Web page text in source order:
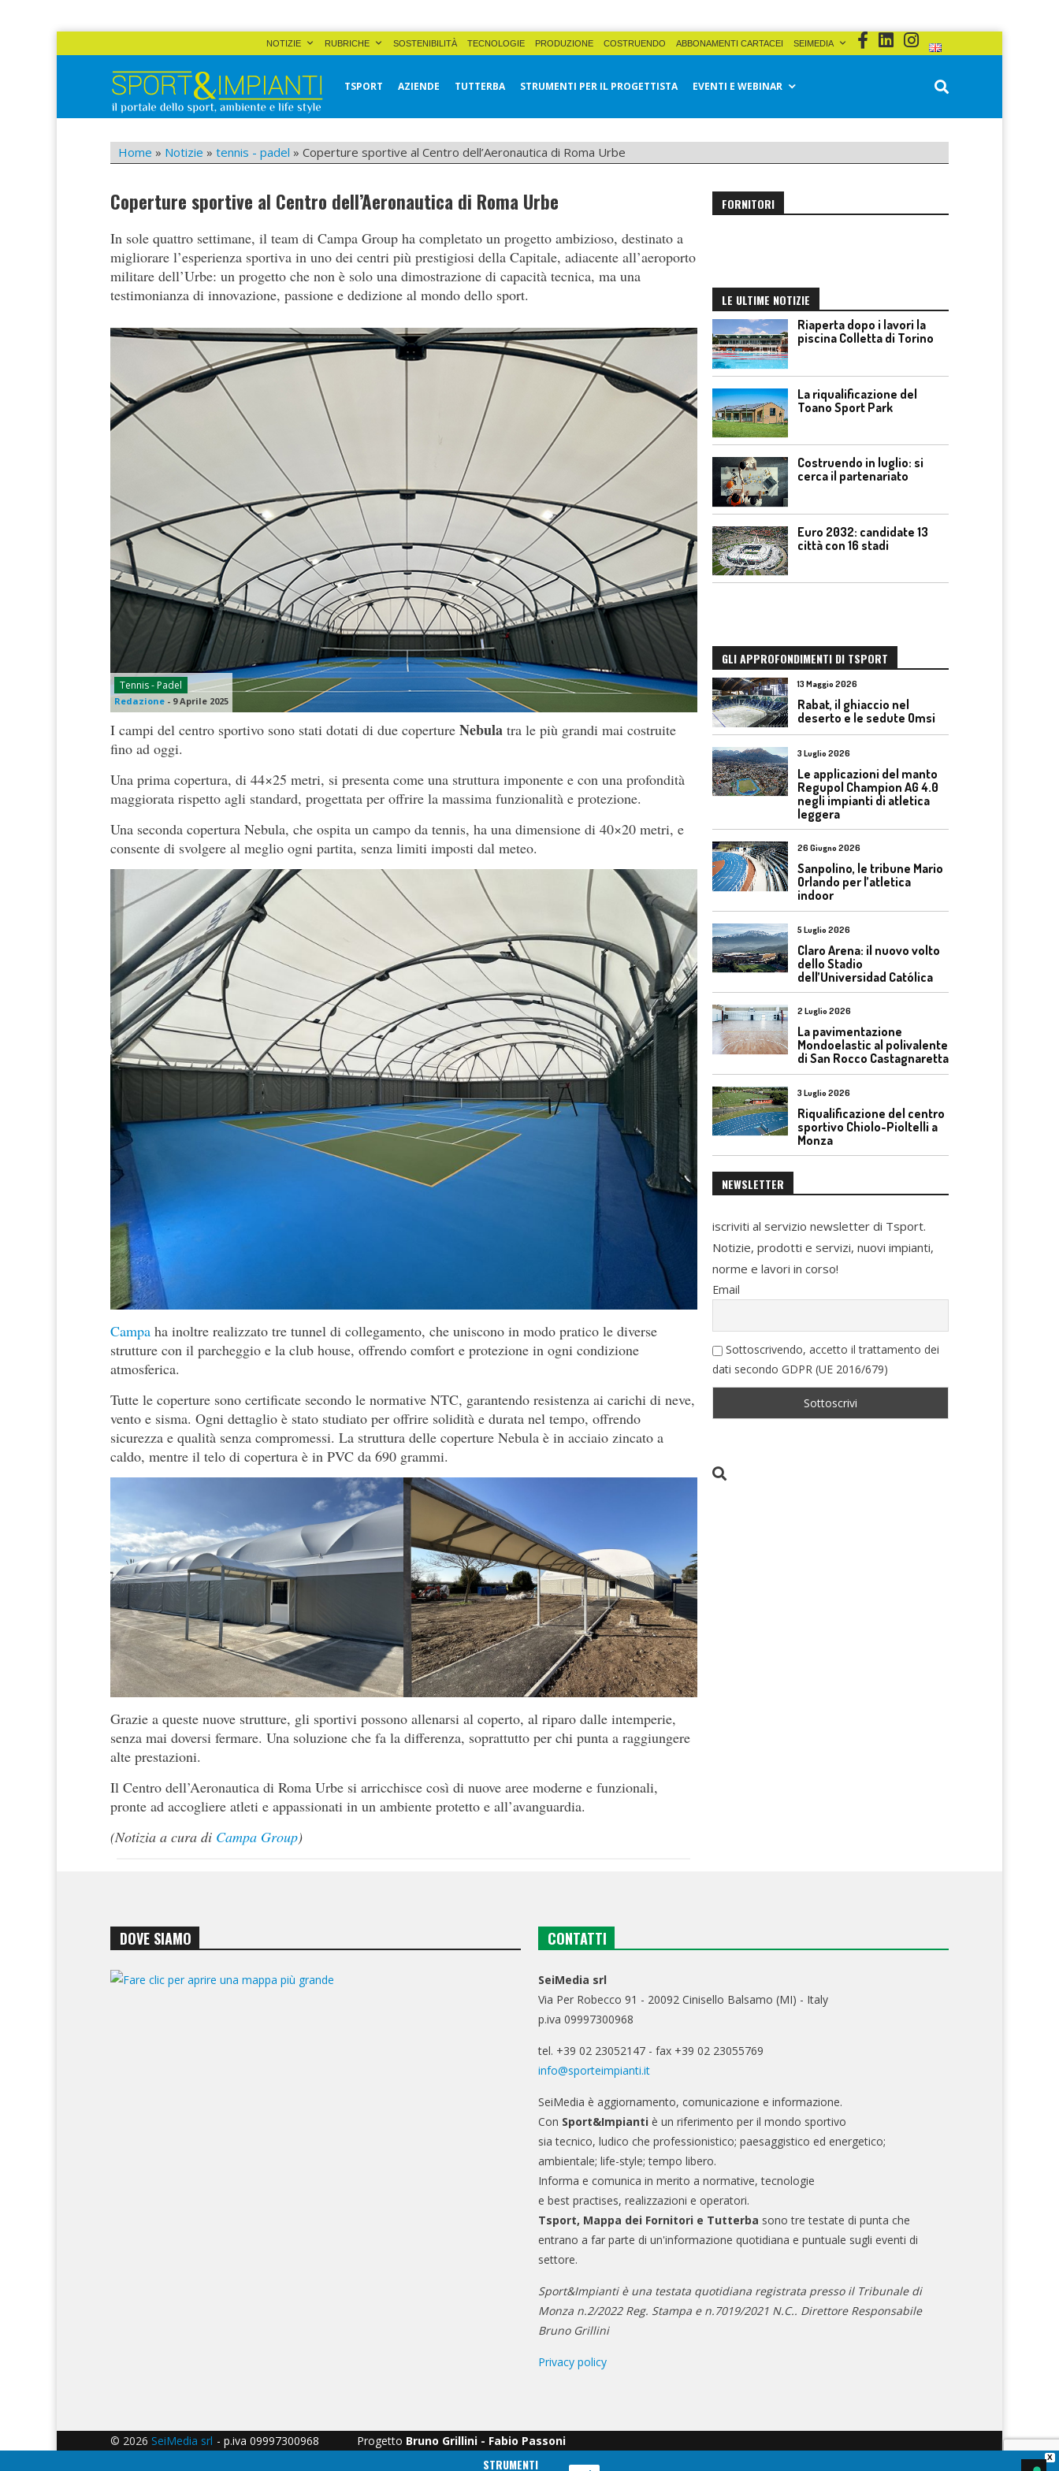
NOTIZIE RUBRICHE SOSTENIBILITÀ TECNOLOGIE PRODUZIONE COSTRUENDO ABBONAMENTI CARTACEI SEIMEDIA
Sport&Impianti
TSPORT AZIENDE TUTTERBA STRUMENTI PER IL PROGETTISTA EVENTI E WEBINAR
Home » Notizie » tennis - padel » Coperture sportive al Centro dell’Aeronautica di Roma Urbe
Coperture sportive al Centro dell’Aeronautica di Roma Urbe
In sole quattro settimane, il team di Campa Group ha completato un progetto ambizioso, destinato a
migliorare l’esperienza sportiva in uno dei centri più prestigiosi della Capitale, adiacente all’aeroporto
militare dell’Urbe: un progetto che non è solo una dimostrazione di capacità tecnica, ma una
testimonianza di innovazione, passione e dedizione al mondo dello sport.
Tennis - Padel
Redazione - 9 Aprile 2025
I campi del centro sportivo sono stati dotati di due coperture Nebula tra le più grandi mai costruite
fino ad oggi.
Una prima copertura, di 44×25 metri, si presenta come una struttura imponente e con una profondità
maggiorata rispetto agli standard, progettata per offrire la massima funzionalità e protezione.
Una seconda copertura Nebula, che ospita un campo da tennis, ha una dimensione di 40×20 metri, e
consente di svolgere al meglio ogni partita, senza limiti imposti dal meteo.
Campa ha inoltre realizzato tre tunnel di collegamento, che uniscono in modo pratico le diverse
strutture con il parcheggio e la club house, offrendo comfort e protezione in ogni condizione
atmosferica.
Tutte le coperture sono certificate secondo le normative NTC, garantendo resistenza ai carichi di neve,
vento e sisma. Ogni dettaglio è stato studiato per offrire solidità e durata nel tempo, offrendo
sicurezza e qualità senza compromessi. La struttura delle coperture Nebula è in acciaio zincato a
caldo, mentre il telo di copertura è in PVC da 690 grammi.
Grazie a queste nuove strutture, gli sportivi possono allenarsi al coperto, al riparo dalle intemperie,
senza mai doversi fermare. Una soluzione che fa la differenza, soprattutto per chi punta a raggiungere
alte prestazioni.
Il Centro dell’Aeronautica di Roma Urbe si arricchisce così di nuove aree moderne e funzionali,
pronte ad accogliere atleti e appassionati in un ambiente protetto e all’avanguardia.
(Notizia a cura di Campa Group)
FORNITORI
LE ULTIME NOTIZIE
Riaperta dopo i lavori la
piscina Colletta di Torino
La riqualificazione del
Toano Sport Park
Costruendo in luglio: si
cerca il partenariato
Euro 2032: candidate 13
città con 16 stadi
GLI APPROFONDIMENTI DI TSPORT
13 Maggio 2026
Rabat, il ghiaccio nel
deserto e le sedute Omsi
3 Luglio 2026
Le applicazioni del manto
Regupol Champion AG 4.0
negli impianti di atletica
leggera
26 Giugno 2026
Sanpolino, le tribune Mario
Orlando per l’atletica
indoor
5 Luglio 2026
Claro Arena: il nuovo volto
dello Stadio
dell’Universidad Católica
2 Luglio 2026
La pavimentazione
Mondoelastic al polivalente
di San Rocco Castagnaretta
3 Luglio 2026
Riqualificazione del centro
sportivo Chiolo-Pioltelli a
Monza
NEWSLETTER
iscriviti al servizio newsletter di Tsport.
Notizie, prodotti e servizi, nuovi impianti,
norme e lavori in corso!
Email
Sottoscrivendo, accetto il trattamento dei
dati secondo GDPR (UE 2016/679)
DOVE SIAMO CONTATTI
SeiMedia srl
Via Per Robecco 91 - 20092 Cinisello Balsamo (MI) - Italy
p.iva 09997300968
tel. +39 02 23052147 - fax +39 02 23055769
info@sporteimpianti.it
SeiMedia è aggiornamento, comunicazione e informazione.
Con Sport&Impianti è un riferimento per il mondo sportivo
sia tecnico, ludico che professionistico; paesaggistico ed energetico;
ambientale; life-style; tempo libero.
Informa e comunica in merito a normative, tecnologie
e best practises, realizzazioni e operatori.
Tsport, Mappa dei Fornitori e Tutterba sono tre testate di punta che
entrano a far parte di un'informazione quotidiana e puntuale sugli eventi di
settore.
Sport&Impianti è una testata quotidiana registrata presso il Tribunale di
Monza n.2/2022 Reg. Stampa e n.7019/2021 N.C.. Direttore Responsabile
Bruno Grillini
Privacy policy
© 2026 SeiMedia srl - p.iva 09997300968 Progetto Bruno Grillini - Fabio Passoni
X
STRUMENTI